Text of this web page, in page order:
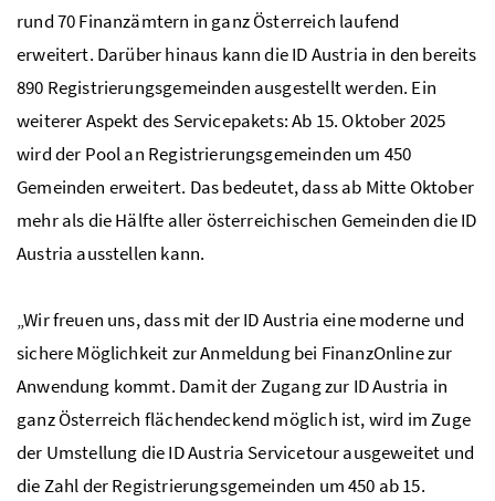
rund 70 Finanzämtern in ganz Österreich laufend
erweitert. Darüber hinaus kann die ID Austria in den bereits
890 Registrierungsgemeinden ausgestellt werden. Ein
weiterer Aspekt des Servicepakets: Ab 15. Oktober 2025
wird der Pool an Registrierungsgemeinden um 450
Gemeinden erweitert. Das bedeutet, dass ab Mitte Oktober
mehr als die Hälfte aller österreichischen Gemeinden die ID
Austria ausstellen kann.
„Wir freuen uns, dass mit der ID Austria eine moderne und
sichere Möglichkeit zur Anmeldung bei FinanzOnline zur
Anwendung kommt. Damit der Zugang zur ID Austria in
ganz Österreich flächendeckend möglich ist, wird im Zuge
der Umstellung die ID Austria Servicetour ausgeweitet und
die Zahl der Registrierungsgemeinden um 450 ab 15.